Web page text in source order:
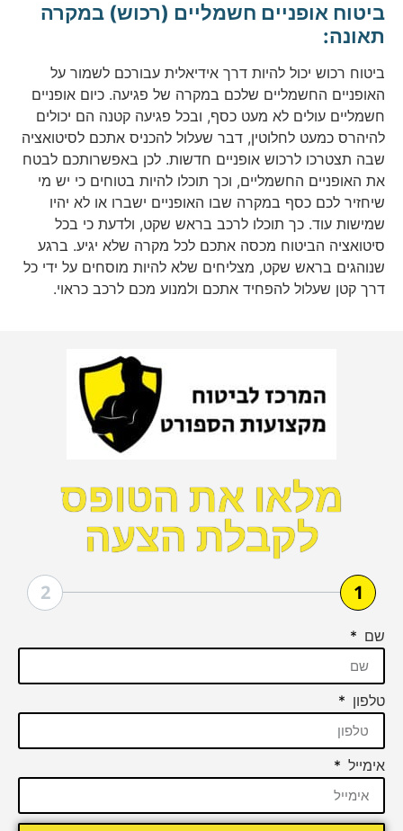
ביטוח אופניים חשמליים (רכוש) במקרה
תאונה:
ביטוח רכוש יכול להיות דרך אידיאלית עבורכם לשמור על
האופניים החשמליים שלכם במקרה של פגיעה. כיום אופניים
חשמליים עולים לא מעט כסף, ובכל פגיעה קטנה הם יכולים
להיהרס כמעט לחלוטין, דבר שעלול להכניס אתכם לסיטואציה
שבה תצטרכו לרכוש אופניים חדשות. לכן באפשרותכם לבטח
את האופניים החשמליים, וכך תוכלו להיות בטוחים כי יש מי
שיחזיר לכם כסף במקרה שבו האופניים ישברו או לא יהיו
שמישות עוד. כך תוכלו לרכב בראש שקט, ולדעת כי בכל
סיטואציה הביטוח מכסה אתכם לכל מקרה שלא יגיע. ברגע
שנוהגים בראש שקט, מצליחים שלא להיות מוסחים על ידי כל
דרך קטן שעלול להפחיד אתכם ולמנוע מכם לרכב כראוי.
מלאו את הטופס
לקבלת הצעה
1
2
שם
טלפון
אימייל